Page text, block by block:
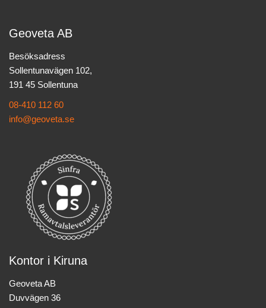
Geoveta AB
Besöksadress
Sollentunavägen 102,
191 45 Sollentuna
08-410 112 60
info@geoveta.se
Kontor i Kiruna
Geoveta AB
Duvvägen 36